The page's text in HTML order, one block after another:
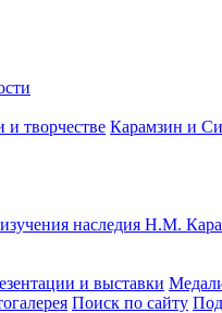
и творчестве Карамзин и
наследия Н.М.
и выставки
Поиск по сайту